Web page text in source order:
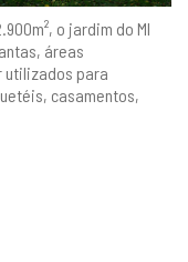
o jardim do MI
áreas
utilizados para
casamentos,